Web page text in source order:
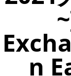
n